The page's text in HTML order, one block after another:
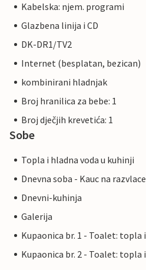
Kabelska: njem. programi
Glazbena linija i CD
DK-DR1/TV2
Internet (besplatan, bezican)
kombinirani hladnjak
Broj hranilica za bebe: 1
Broj dječjih krevetića: 1
Sobe
Topla i hladna voda u kuhinji
Dnevna soba - Kauc na
Dnevni-kuhinja
Galerija
Kupaonica br. 1 - Toalet: topla
Kupaonica br. 2 - Toalet: topla